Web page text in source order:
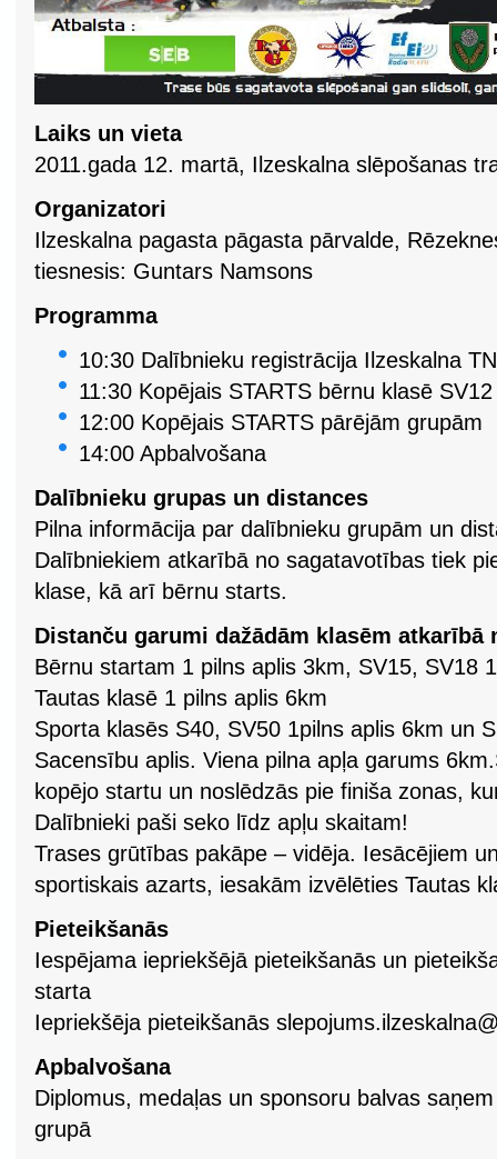
Laiks un vieta
2011.gada 12. martā, Ilzeskalna slēpošanas
Organizatori
Ilzeskalna pagasta pāgasta pārvalde,
tiesnesis: Guntars Namsons
Programma
10:30 Dalībnieku registrācija Ilzeskalna TN
11:30 Kopējais STARTS bērnu klasē SV12
12:00 Kopējais STARTS pārējām grupām
14:00 Apbalvošana
Dalībnieku grupas un distances
Pilna informācija par dalībnieku grupām un
Dalībniekiem atkarībā no sagatavotības tiek
klase, kā arī bērnu starts.
Distanču garumi dažādām klasēm atkarībā
Bērnu startam 1 pilns aplis 3km, SV15, SV18
Tautas klasē 1 pilns aplis 6km
Sporta klasēs S40, SV50 1pilns aplis 6km un
Sacensību aplis. Viena pilna apļa garums
kopējo startu un noslēdzās pie finiša zonas,
Dalībnieki paši seko līdz apļu skaitam!
Trases grūtības pakāpe – vidēja. Iesācējiem
sportiskais azarts, iesakām izvēlēties Tautas
Pieteikšanās
Iespējama iepriekšējā pieteikšanās un
starta
Iepriekšēja pieteikšanās
Apbalvošana
Diplomus, medaļas un sponsoru balvas
grupā